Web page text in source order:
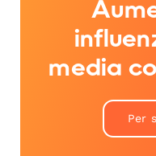
media
Per